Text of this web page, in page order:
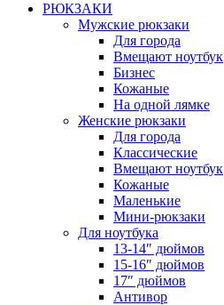
РЮКЗАКИ
Мужские рюкзаки
Для города
Вмещают ноутбук
Бизнес
Кожаные
На одной лямке
Женские рюкзаки
Для города
Классические
Вмещают ноутбук
Кожаные
Маленькие
Мини-рюкзаки
Для ноутбука
13-14″ дюймов
15-16″ дюймов
17″ дюймов
Антивор